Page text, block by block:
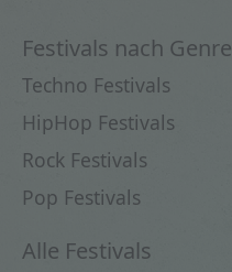
Festivals nach Genre
Techno Festivals
HipHop Festivals
Rock Festivals
Pop Festivals
Alle Festivals